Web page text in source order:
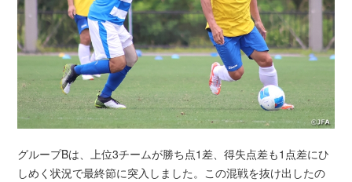
グループBは、上位3チームが勝ち点1差、得失点差も1点差にひ
しめく状況で最終節に突入しました。この混戦を抜け出したの